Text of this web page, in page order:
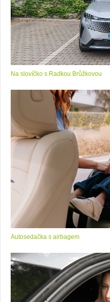
Na slovíčko s Radkou Brůžkovou
Autosedačka s airbagem